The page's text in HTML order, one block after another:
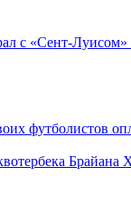
с «Сент-Луисом»
футболистов
Брайана